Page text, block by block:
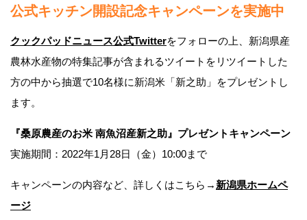
公式キッチン開設記念キャンペーンを実施中
クックパッドニュース公式Twitterをフォローの上、新潟県産
農林水産物の特集記事が含まれるツイートをリツイートした
方の中から抽選で10名様に新潟米「新之助」をプレゼントし
ます。
『桑原農産のお米 南魚沼産新之助』プレゼントキャンペーン
実施期間：2022年1月28日（金）10:00まで
キャンペーンの内容など、詳しくはこちら→ 新潟県ホームペ
ージ